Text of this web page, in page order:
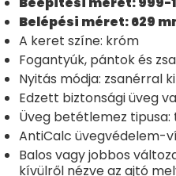
Belépési méret: 629
A keret színe: króm
Fogantyúk, pántok és
Nyitás módja: zsanérral
Edzett biztonsági üveg
Üveg betétlemez
AntiCalc üvegvédelem-
Balos vagy jobbos
kívülről nézve az ajtó